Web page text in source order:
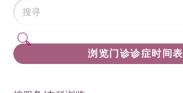
浏览门诊诊症时间表